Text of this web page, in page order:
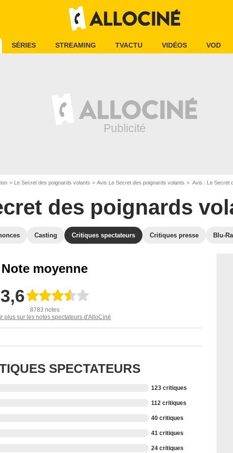
SÉRIES STREAMING TVACTU VIDÉOS VOD
Le Secret des poignards volants Avis Le Secret des poignards volants Avis : Le Secret
des poignards
Casting Critiques spectateurs Critiques presse Blu-
Note moyenne
3,6
8783 notes
plus sur les notes spectateurs d'AlloCiné
SPECTATEURS
123 critiques
112 critiques
40 critiques
41 critiques
24 critiques